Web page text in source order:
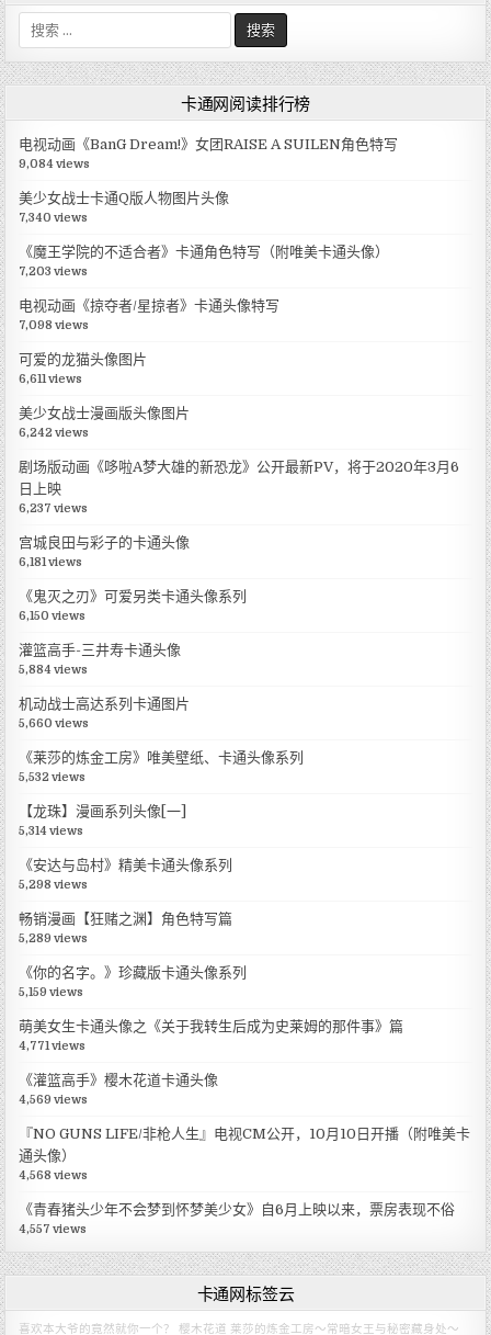
搜
索
:
卡通网阅读排行榜
电视动画《BanG Dream!》女团RAISE A SUILEN角色特写
9,084 views
美少女战士卡通Q版人物图片头像
7,340 views
《魔王学院的不适合者》卡通角色特写（附唯美卡通头像）
7,203 views
电视动画《掠夺者/星掠者》卡通头像特写
7,098 views
可爱的龙猫头像图片
6,611 views
美少女战士漫画版头像图片
6,242 views
剧场版动画《哆啦A梦大雄的新恐龙》公开最新PV，将于2020年3月6
日上映
6,237 views
宫城良田与彩子的卡通头像
6,181 views
《鬼灭之刃》可爱另类卡通头像系列
6,150 views
灌篮高手-三井寿卡通头像
5,884 views
机动战士高达系列卡通图片
5,660 views
《莱莎的炼金工房》唯美壁纸、卡通头像系列
5,532 views
【龙珠】漫画系列头像[一]
5,314 views
《安达与岛村》精美卡通头像系列
5,298 views
畅销漫画【狂赌之渊】角色特写篇
5,289 views
《你的名字。》珍藏版卡通头像系列
5,159 views
萌美女生卡通头像之《关于我转生后成为史莱姆的那件事》篇
4,771 views
《灌篮高手》樱木花道卡通头像
4,569 views
『NO GUNS LIFE/非枪人生』电视CM公开，10月10日开播（附唯美卡
通头像）
4,568 views
《青春猪头少年不会梦到怀梦美少女》自6月上映以来，票房表现不俗
4,557 views
卡通网标签云
喜欢本大爷的竟然就你一个？ 樱木花道 莱莎的炼金工房～常暗女王与秘密藏身处～